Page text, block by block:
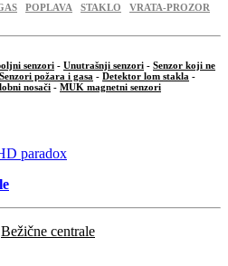
POPLAVA STAKLO VRATA-PROZOR
senzori - Unutrašnji senzori - Senzor koji ne
Senzori požara i gasa - Detektor lom stakla -
nosači - MUK magnetni senzori
Bežične centrale